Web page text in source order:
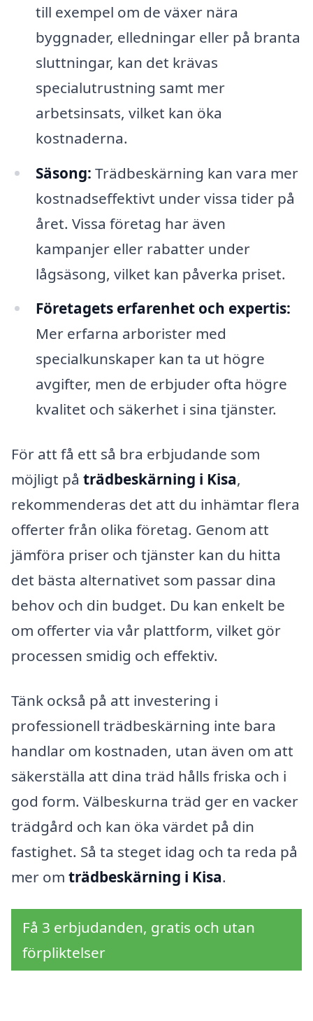
till exempel om de växer nära
byggnader, elledningar eller på branta
sluttningar, kan det krävas
specialutrustning samt mer
arbetsinsats, vilket kan öka
kostnaderna.
Säsong: Trädbeskärning kan vara mer
kostnadseffektivt under vissa tider på
året. Vissa företag har även
kampanjer eller rabatter under
lågsäsong, vilket kan påverka priset.
Företagets erfarenhet och expertis:
Mer erfarna arborister med
specialkunskaper kan ta ut högre
avgifter, men de erbjuder ofta högre
kvalitet och säkerhet i sina tjänster.
För att få ett så bra erbjudande som
möjligt på trädbeskärning i Kisa,
rekommenderas det att du inhämtar flera
offerter från olika företag. Genom att
jämföra priser och tjänster kan du hitta
det bästa alternativet som passar dina
behov och din budget. Du kan enkelt be
om offerter via vår plattform, vilket gör
processen smidig och effektiv.
Tänk också på att investering i
professionell trädbeskärning inte bara
handlar om kostnaden, utan även om att
säkerställa att dina träd hålls friska och i
god form. Välbeskurna träd ger en vacker
trädgård och kan öka värdet på din
fastighet. Så ta steget idag och ta reda på
mer om trädbeskärning i Kisa.
Få 3 erbjudanden, gratis och utan
förpliktelser